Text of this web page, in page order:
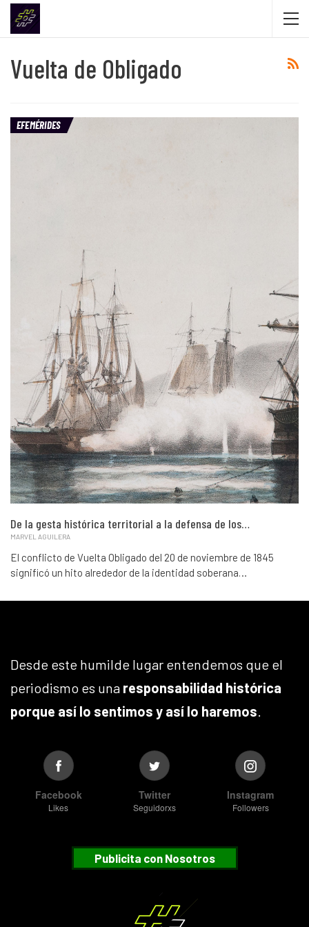
Vuelta de Obligado
EFEMÉRIDES
De la gesta histórica territorial a la defensa de los…
MARVEL AGUILERA
El conflicto de Vuelta Obligado del 20 de noviembre de 1845
significó un hito alrededor de la identidad soberana…
Desde este humilde lugar entendemos que el
periodismo es una responsabilidad histórica
porque así lo sentimos y así lo haremos.
Facebook
Likes
Twitter
Seguidorxs
Instagram
Followers
Publicita con Nosotros